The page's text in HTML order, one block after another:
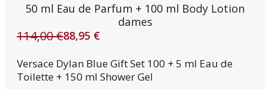
50 ml Eau de Parfum + 100 ml Body Lotion
dames
114,00€
Oorspronkelijke
was:
114,00 €.
88,95 €
Huidige
is:
88,95 €.
Versace Dylan Blue Gift Set 100 + 5 ml Eau de
Toilette + 150 ml Shower Gel